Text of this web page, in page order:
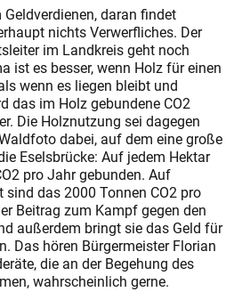
daran findet
nichts Verwerfliches. Der
im Landkreis geht noch
ist es besser, wenn Holz für einen
wenn es liegen bleibt und
das im Holz gebundene CO2
Die Holznutzung sei dagegen
dabei, auf dem eine große
Eselsbrücke: Auf jedem Hektar
pro Jahr gebunden. Auf
das 2000 Tonnen CO2 pro
Beitrag zum Kampf gegen den
außerdem bringt sie das Geld für
Das hören Bürgermeister Florian
die an der Begehung des
wahrscheinlich gerne.